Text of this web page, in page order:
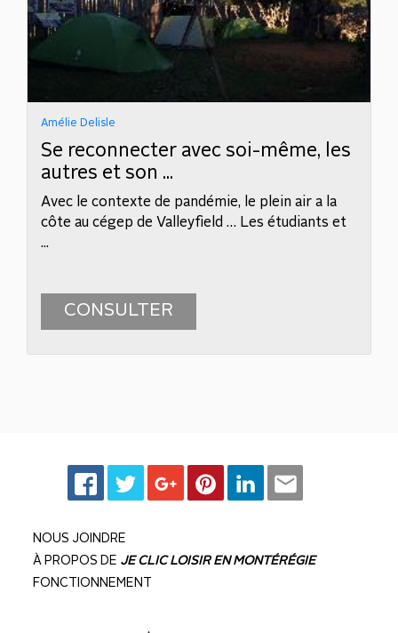
Amélie Delisle
Se reconnecter avec soi-même, les
autres et son ...
Avec le contexte de pandémie, le plein air a la
côte au cégep de Valleyfield … Les étudiants et
...
CONSULTER
NOUS JOINDRE
À PROPOS DE JE CLIC LOISIR EN MONTÉRÉGIE
FONCTIONNEMENT